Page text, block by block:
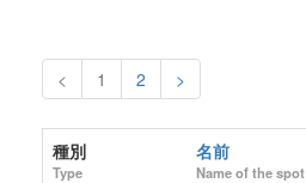
< 1 2 >
種別
Type
名前
Name of the spot